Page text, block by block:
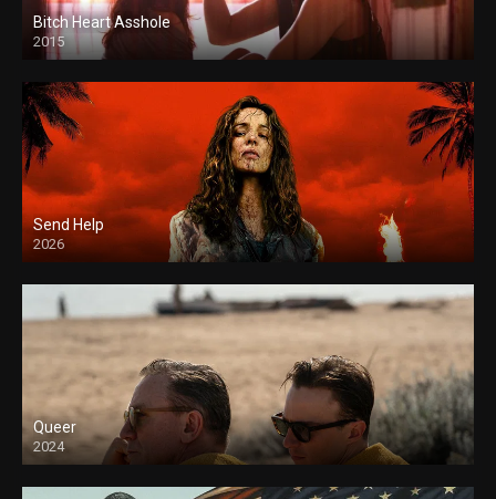
Bitch Heart Asshole
2015
Send Help
2026
Queer
2024